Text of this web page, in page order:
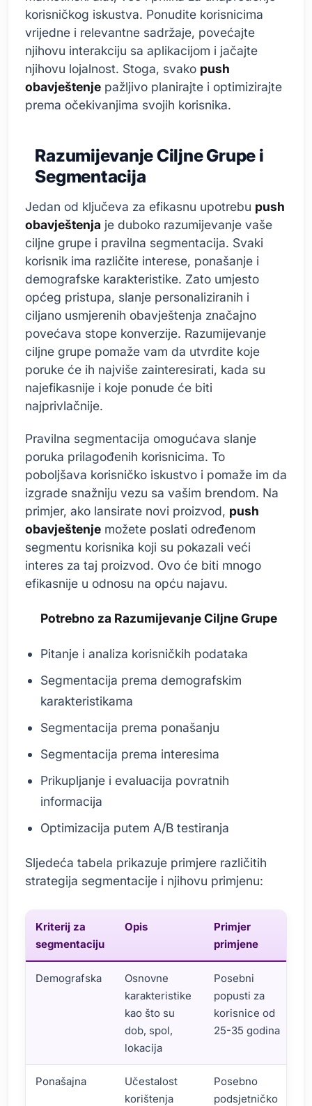
korisničkog iskustva. Ponudite korisnicima
vrijedne i relevantne sadržaje, povećajte
njihovu interakciju sa aplikacijom i jačajte
njihovu lojalnost. Stoga, svako push
obavještenje pažljivo planirajte i optimizirajte
prema očekivanjima svojih korisnika.
Razumijevanje Ciljne Grupe i
Segmentacija
Jedan od ključeva za efikasnu upotrebu push
obavještenja je duboko razumijevanje vaše
ciljne grupe i pravilna segmentacija. Svaki
korisnik ima različite interese, ponašanje i
demografske karakteristike. Zato umjesto
općeg pristupa, slanje personaliziranih i
ciljano usmjerenih obavještenja značajno
povećava stope konverzije. Razumijevanje
ciljne grupe pomaže vam da utvrdite koje
poruke će ih najviše zainteresirati, kada su
najefikasnije i koje ponude će biti
najprivlačnije.
Pravilna segmentacija omogućava slanje
poruka prilagođenih korisnicima. To
poboljšava korisničko iskustvo i pomaže im da
izgrade snažniju vezu sa vašim brendom. Na
primjer, ako lansirate novi proizvod, push
obavještenje možete poslati određenom
segmentu korisnika koji su pokazali veći
interes za taj proizvod. Ovo će biti mnogo
efikasnije u odnosu na opću najavu.
Potrebno za Razumijevanje Ciljne Grupe
Pitanje i analiza korisničkih podataka
Segmentacija prema demografskim
karakteristikama
Segmentacija prema ponašanju
Segmentacija prema interesima
Prikupljanje i evaluacija povratnih
informacija
Optimizacija putem A/B testiranja
Sljedeća tabela prikazuje primjere različitih
strategija segmentacije i njihovu primjenu:
Kriterij za
segmentaciju
Opis
Primjer
primjene
Demografska
Osnovne
karakteristike
kao što su
dob, spol,
lokacija
Posebni
popusti za
korisnice od
25-35 godina
Ponašajna
Učestalost
korištenja
Posebno
podsjetničko